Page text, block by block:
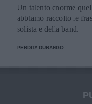
Un talento enorme
abbiamo raccolto le
solista e della band.
PERDITA DURANGO